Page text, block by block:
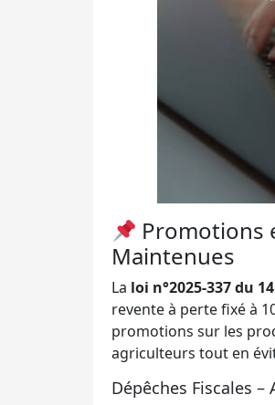
Promotions
Maintenues
La loi n°2025-337 du
revente à perte fixé à
promotions sur les
agriculteurs tout en
Dépêches Fiscales –